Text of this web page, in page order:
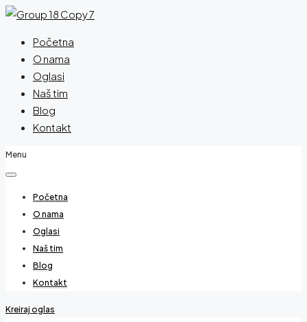
Početna
O nama
Oglasi
Naš tim
Blog
Kontakt
Menu
Početna
O nama
Oglasi
Naš tim
Blog
Kontakt
Kreiraj oglas